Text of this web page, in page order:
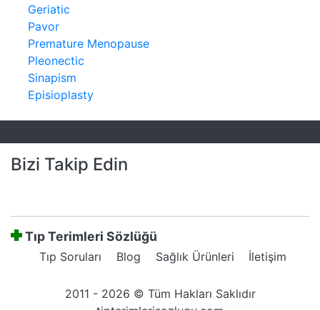
Geriatic
Pavor
Premature Menopause
Pleonectic
Sinapism
Episioplasty
Bizi Takip Edin
Tıp Terimleri Sözlüğü
Tıp Soruları Blog Sağlık Ürünleri İletişim
2011 - 2026 © Tüm Hakları Saklıdır